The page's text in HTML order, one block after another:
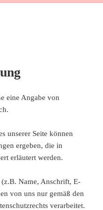
eine Angabe von
unserer Seite können
ergeben, die in
erläutert werden.
(z.B. Name, Anschrift, E-
von uns nur gemäß den
verarbeitet.